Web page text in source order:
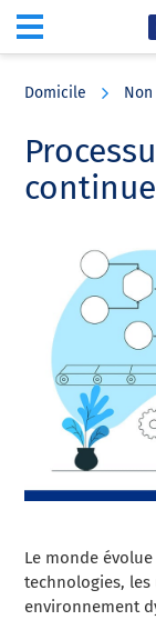
content
sidebar
Domicile
Le monde
technologies,
environnement